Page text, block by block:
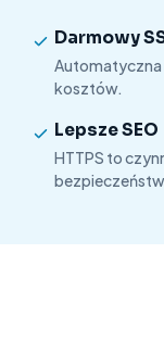
Darmowy
Automatyczna
kosztów.
Lepsze SEO
HTTPS to